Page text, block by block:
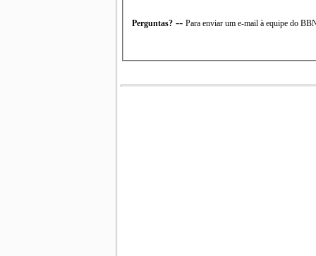
Perguntas? -- Para enviar um e-mail à equipe do